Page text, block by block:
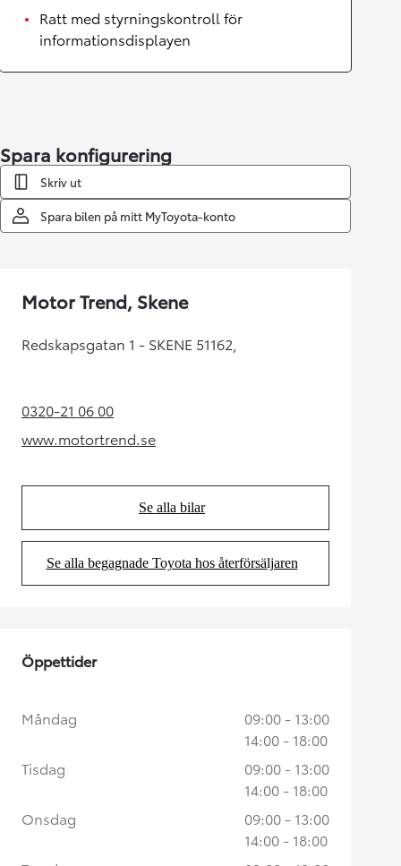
Ratt med styrningskontroll för
informationsdisplayen
Spara konfigurering
Skriv ut
Spara bilen på mitt MyToyota-konto
Motor Trend, Skene
Redskapsgatan 1 - SKENE 51162,
0320-21 06 00(Opens in new tab)
www.motortrend.se
(Opens in new tab)
Se alla bilar
(Opens in new tab)
Se alla begagnade Toyota hos återförsäljaren
(Opens in new tab)
Öppettider
Måndag
09:00 - 13:00
14:00 - 18:00
Tisdag
09:00 - 13:00
14:00 - 18:00
Onsdag
09:00 - 13:00
14:00 - 18:00